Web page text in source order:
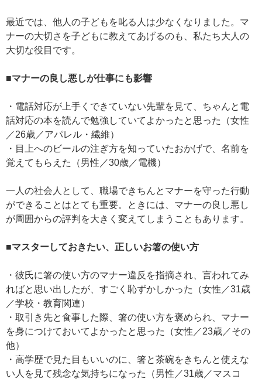
最近では、他人の子どもを叱る人は少なくなりました。マ
ナーの大切さを子どもに教えてあげるのも、私たち大人の
大切な役目です。
■マナーの良し悪しが仕事にも影響
・電話対応が上手くできていない先輩を見て、ちゃんと電
話対応の本を読んで勉強していてよかったと思った（女性
／26歳／アパレル・繊維）
・目上へのビールの注ぎ方を知っていたおかげで、名前を
覚えてもらえた（男性／30歳／電機）
一人の社会人として、職場できちんとマナーを守った行動
ができることはとても重要。ときには、マナーの良し悪し
が周囲からの評判を大きく変えてしまうこともあります。
■マスターしておきたい、正しいお箸の使い方
・彼氏に箸の使い方のマナー違反を指摘され、言われてみ
ればと思い出したが、すごく恥ずかしかった（女性／31歳
／学校・教育関連）
・取引き先と食事した際、箸の使い方を褒められ、マナー
を身につけておいてよかったと思った（女性／23歳／その
他）
・高学歴で見た目もいいのに、箸と茶碗をきちんと使えな
い人を見て残念な気持ちになった（男性／31歳／マスコ